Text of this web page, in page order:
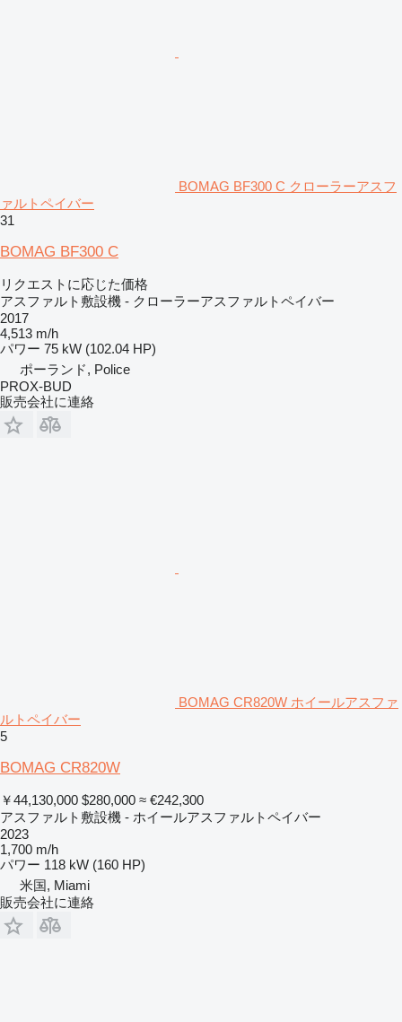
BOMAG BF300 C クローラーアスフ
ァルトペイバー
31
BOMAG BF300 C
リクエストに応じた価格
アスファルト敷設機 - クローラーアスファルトペイバー
2017
4,513 m/h
パワー 75 kW (102.04 HP)
ポーランド, Police
PROX-BUD
販売会社に連絡
BOMAG CR820W ホイールアスファ
ルトペイバー
5
BOMAG CR820W
￥44,130,000 $280,000 ≈ €242,300
アスファルト敷設機 - ホイールアスファルトペイバー
2023
1,700 m/h
パワー 118 kW (160 HP)
米国, Miami
販売会社に連絡